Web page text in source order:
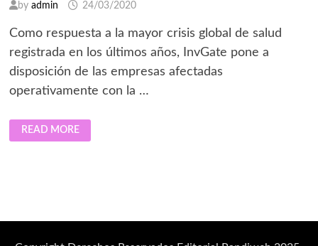
by admin 24/03/2020
Como respuesta a la mayor crisis global de salud
registrada en los últimos años, InvGate pone a
disposición de las empresas afectadas
operativamente con la …
INVGATE
OFRECE
LICENCIAMIENTO
READ MORE